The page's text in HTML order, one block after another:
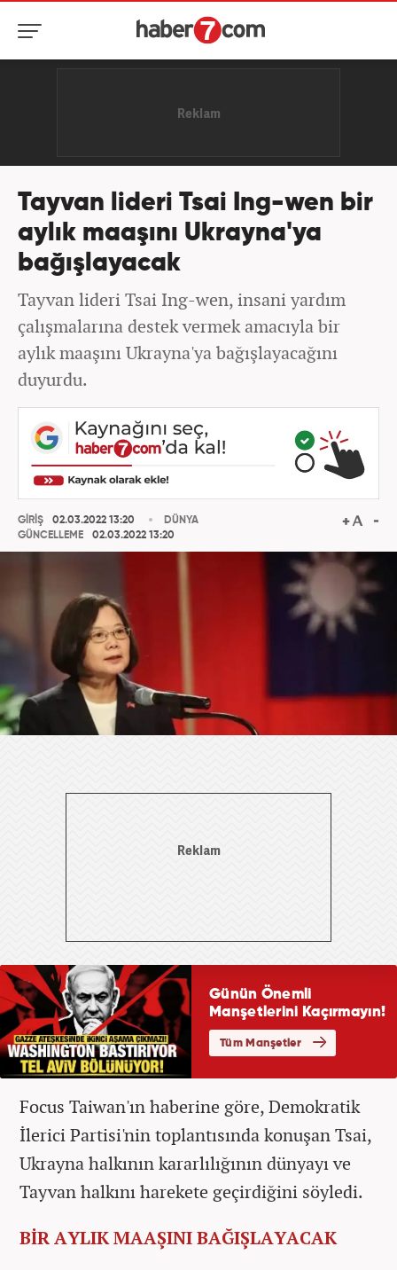
Tayvan lideri Tsai Ing-wen bir
aylık maaşını Ukrayna'ya
bağışlayacak
Tayvan lideri Tsai Ing-wen, insani yardım
çalışmalarına destek vermek amacıyla bir
aylık maaşını Ukrayna'ya bağışlayacağını
duyurdu.
GİRİŞ
02.03.2022 13:20
GÜNCELLEME
02.03.2022 13:20
DÜNYA
Focus Taiwan'ın haberine göre, Demokratik
İlerici Partisi'nin toplantısında konuşan Tsai,
Ukrayna halkının kararlılığının dünyayı ve
Tayvan halkını harekete geçirdiğini söyledi.
BİR AYLIK MAAŞINI BAĞIŞLAYACAK